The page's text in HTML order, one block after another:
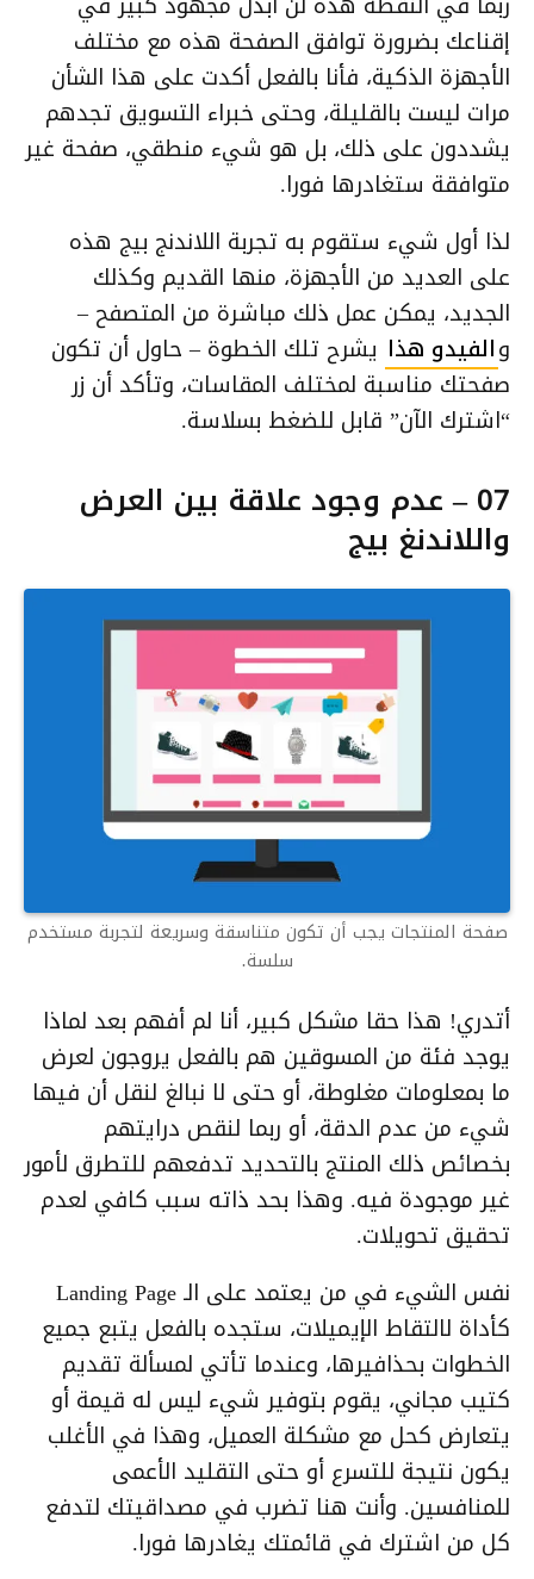
إقناعك بضرورة توافق الصفحة هذه مع مختلف
الأجهزة الذكية، فأنا بالفعل أكدت على هذا الشأن
مرات ليست بالقليلة، وحتى خبراء التسويق تجدهم
يشددون على ذلك، بل هو شيء منطقي، صفحة غير
متوافقة ستغادرها فورا.
لذا أول شيء ستقوم به تجربة اللاندنج بيج هذه
على العديد من الأجهزة، منها القديم وكذلك
الجديد، يمكن عمل ذلك مباشرة من المتصفح –
والفيدو هذا يشرح تلك الخطوة – حاول أن تكون
صفحتك مناسبة لمختلف المقاسات، وتأكد أن زر
“اشترك الآن” قابل للضغط بسلاسة.
07 – عدم وجود علاقة بين العرض
واللاندنغ بيج
صفحة المنتجات يجب أن تكون متناسقة وسريعة لتجربة مستخدم
سلسة.
أتدري! هذا حقا مشكل كبير، أنا لم أفهم بعد لماذا
يوجد فئة من المسوقين هم بالفعل يروجون لعرض
ما بمعلومات مغلوطة، أو حتى لا نبالغ لنقل أن فيها
شيء من عدم الدقة، أو ربما لنقص درايتهم
بخصائص ذلك المنتج بالتحديد تدفعهم للتطرق لأمور
غير موجودة فيه. وهذا بحد ذاته سبب كافي لعدم
تحقيق تحويلات.
نفس الشيء في من يعتمد على الـ Landing Page
كأداة لالتقاط الإيميلات، ستجده بالفعل يتبع جميع
الخطوات بحذافيرها، وعندما تأتي لمسألة تقديم
كتيب مجاني، يقوم بتوفير شيء ليس له قيمة أو
يتعارض كحل مع مشكلة العميل، وهذا في الأغلب
يكون نتيجة للتسرع أو حتى التقليد الأعمى
للمنافسين. وأنت هنا تضرب في مصداقيتك لتدفع
كل من اشترك في قائمتك يغادرها فورا.